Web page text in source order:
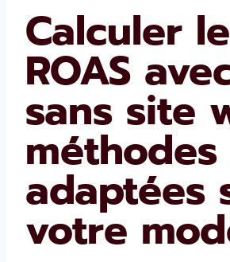
Calculer le
ROAS
sans site
méthodes
adaptées
votre